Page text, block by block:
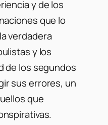
y de los
que lo
verdadera
y los
de los segundos
sus errores, un
que